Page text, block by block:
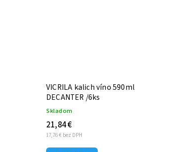
VICRILA kalich víno 590ml
DECANTER /6ks
Skladom
17,76 € bez DPH
21,84 €